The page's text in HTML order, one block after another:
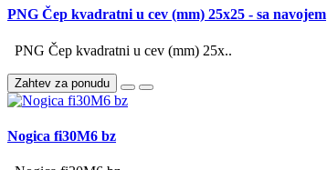
PNG Čep kvadratni u cev (mm) 25x25 - sa navojem
PNG Čep kvadratni u cev (mm) 25x..
Zahtev za ponudu
Nogica fi30M6 bz